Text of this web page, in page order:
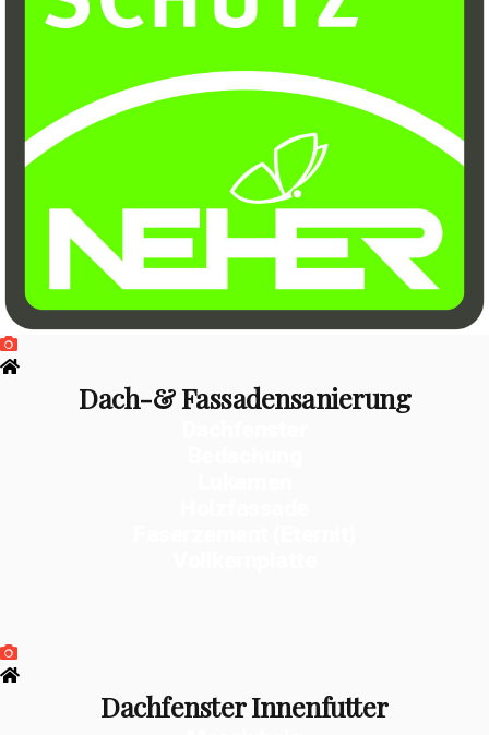
Dach-& Fassadensanierung
Dachfenster Innenfutter